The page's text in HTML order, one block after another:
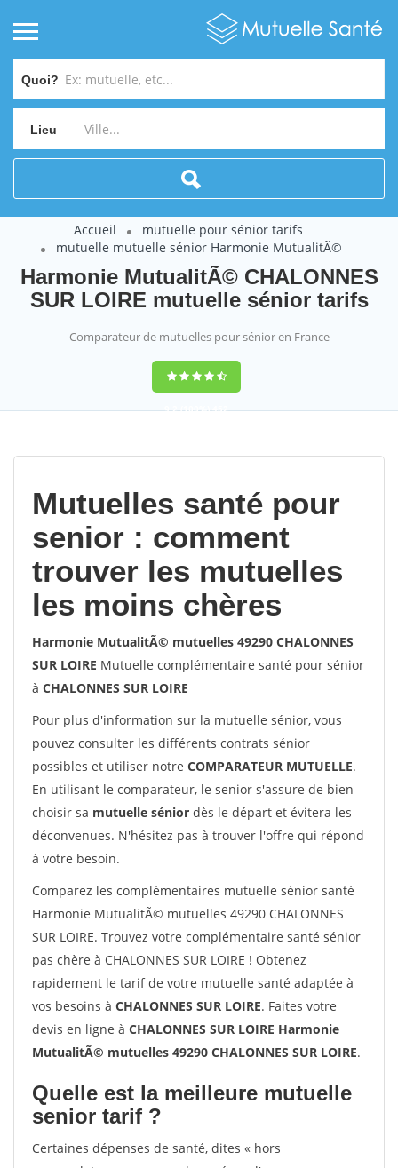
Quoi?
Lieu
Accueil
mutuelle pour sénior tarifs
mutuelle mutuelle sénior Harmonie MutualitÃ©
Harmonie MutualitÃ© CHALONNES
SUR LOIRE mutuelle sénior tarifs
Comparateur de mutuelles pour sénior en France
9,2(100%)452
Mutuelles santé pour
senior : comment
trouver les mutuelles
les moins chères
Harmonie MutualitÃ© mutuelles 49290 CHALONNES
SUR LOIRE Mutuelle complémentaire santé pour sénior
à CHALONNES SUR LOIRE
Pour plus d'information sur la mutuelle sénior, vous
pouvez consulter les différents contrats sénior
possibles et utiliser notre COMPARATEUR MUTUELLE.
En utilisant le comparateur, le senior s'assure de bien
choisir sa mutuelle sénior dès le départ et évitera les
déconvenues. N'hésitez pas à trouver l'offre qui répond
à votre besoin.
Comparez les complémentaires mutuelle sénior santé
Harmonie MutualitÃ© mutuelles 49290 CHALONNES
SUR LOIRE. Trouvez votre complémentaire santé sénior
pas chère à CHALONNES SUR LOIRE ! Obtenez
rapidement le tarif de votre mutuelle santé adaptée à
vos besoins à CHALONNES SUR LOIRE. Faites votre
devis en ligne à CHALONNES SUR LOIRE Harmonie
MutualitÃ© mutuelles 49290 CHALONNES SUR LOIRE.
Quelle est la meilleure mutuelle
senior tarif ?
Certaines dépenses de santé, dites « hors